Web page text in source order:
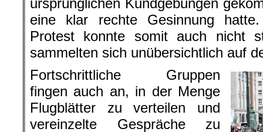
ursprünglichen Kundgebungen
eine klar rechte Gesinnung
Protest konnte somit auch nicht
sammelten sich unübersichtlich auf
Fortschrittliche Gruppen
fingen auch an, in der Menge
Flugblätter zu verteilen und
vereinzelte Gespräche zu